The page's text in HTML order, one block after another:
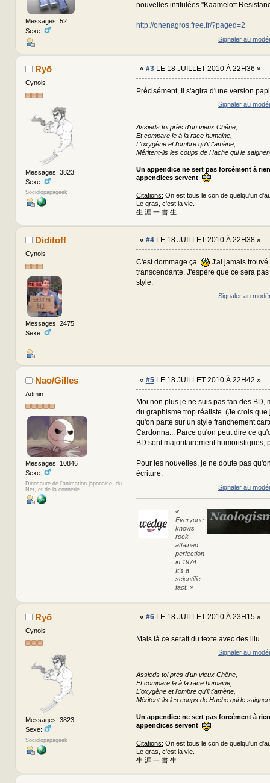
Messages: 52
Sexe:
nouvelles intitulées "Kaamelott
http://onenagros.free.fr/?paged=2
Signaler au
Ryō
Cynois
Messages: 3823
Sexe:
Sociolopapageek
« #3LE 18 JUILLET 2010 À 22H36 »
Précisément, Il s'agira d'une version
Signaler au
Assieds toi près d'un vieux Chêne,
Et compare le à la race humaine,
L'oxygène et l'ombre qu'il t'amène,
Méritent-ils les coups de Hache qui le
Un appendice ne sert pas forcément à
appendices servent
Citations: On est tous le con de quelqu'un
Le gras, c'est la vie.
生 涯 一 書 生
Diditoff
Cynois
Messages: 2475
Sexe:
« #4LE 18 JUILLET 2010 À 22H38 »
C'est dommage ça
J'ai jamais trouvé
transcendante. J'espère que ce sera
style.
Signaler au
Nao/Gilles
Admin
Messages: 10846
Sexe:
Dinosaure de l'animation japonaise, du
Net, et de la connerie.
« #5LE 18 JUILLET 2010 À 22H42 »
Moi non plus je ne suis pas fan des BD,
du graphisme trop réaliste. (Je crois que
qu'on parte sur un style franchement
Cardonna... Parce qu'on peut dire ce
BD sont majoritairement humoristiques,
Pour les nouvelles, je ne doute pas
écriture.
Signaler au
«
Everyone
knows
rock
attained
perfection
in 1974.
It's a
scientific
fact. »
Ryō
Cynois
Messages: 3823
Sexe:
Sociolopapageek
« #6LE 18 JUILLET 2010 À 23H15 »
Mais là ce serait du texte avec des illu....
Signaler au
Assieds toi près d'un vieux Chêne,
Et compare le à la race humaine,
L'oxygène et l'ombre qu'il t'amène,
Méritent-ils les coups de Hache qui le
Un appendice ne sert pas forcément à
appendices servent
Citations: On est tous le con de quelqu'un
Le gras, c'est la vie.
生 涯 一 書 生